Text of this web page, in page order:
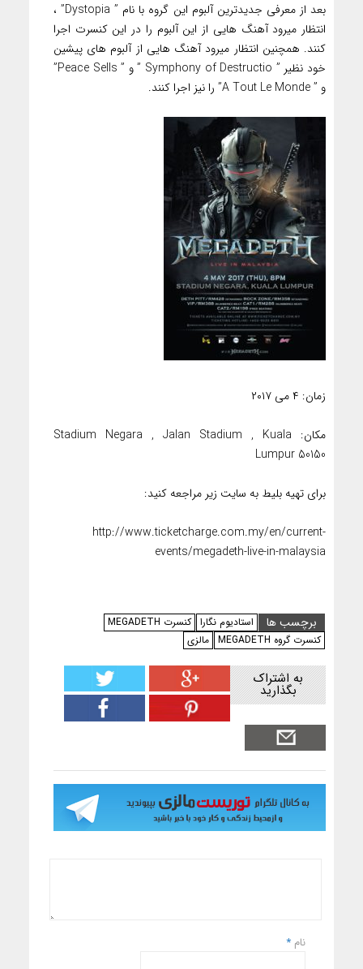
بعد از معرفی جدیدترین آلبوم این گروه با نام ” Dystopia” ،
انتظار میرود آهنگ هایی از این آلبوم را در این کنسرت اجرا
کنند. همچنین انتظار میرود آهنگ هایی از آلبوم های پیشین
خود نظیر ” Symphony of Destructio ” و ” Peace Sells”
و ” A Tout Le Monde” را نیز اجرا کنند.
زمان: ۴ می ۲۰۱۷
مکان: Stadium Negara , Jalan Stadium , Kuala
Lumpur 50150
برای تهیه بلیط به سایت زیر مراجعه کنید:
http://www.ticketcharge.com.my/en/current-
events/megadeth-live-in-malaysia
برچسب ها استادیوم نگارا کنسرت MEGADETH
کنسرت گروه MEGADETH
مالزی
به اشتراک
بگذارید
نام *